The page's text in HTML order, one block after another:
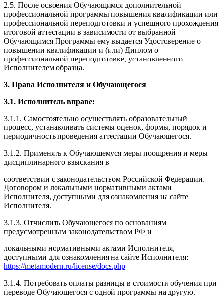
2.5. После освоения Обучающимся дополнительной
профессиональной программы повышения квалификации или
профессиональной переподготовки и успешного прохождения
итоговой аттестации в зависимости от выбранной
Обучающимся Программы ему выдается Удостоверение о
повышении квалификации и (или) Диплом о
профессиональной переподготовке, установленного
Исполнителем образца.
3. Права Исполнителя и Обучающегося
3.1. Исполнитель вправе:
3.1.1. Самостоятельно осуществлять образовательный
процесс, устанавливать системы оценок, формы, порядок и
периодичность проведения аттестации Обучающегося.
3.1.2. Применять к Обучающемуся меры поощрения и меры
дисциплинарного взыскания в
соответствии с законодательством Российской Федерации,
Договором и локальными нормативными актами
Исполнителя, доступными для ознакомления на сайте
Исполнителя.
3.1.3. Отчислить Обучающегося по основаниям,
предусмотренным законодательством РФ и
локальными нормативными актами Исполнителя,
доступными для ознакомления на сайте Исполнителя:
https://metamodern.ru/license/docs.php
3.1.4. Потребовать оплаты разницы в стоимости обучения при
переводе Обучающегося с одной программы на другую.